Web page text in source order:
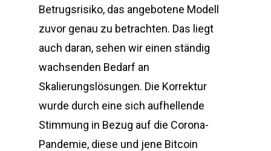
Betrugsrisiko, das angebotene Modell
zuvor genau zu betrachten. Das liegt
auch daran, sehen wir einen ständig
wachsenden Bedarf an
Skalierungslösungen. Die Korrektur
wurde durch eine sich aufhellende
Stimmung in Bezug auf die Corona-
Pandemie, diese und jene Bitcoin